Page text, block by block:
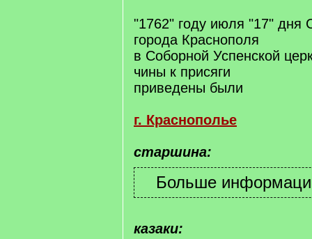
"1762" году июля "17" дня
города Краснополя
в Соборной Успенской
чины к присяги
приведены были
г. Краснополье
старшина:
казаки: